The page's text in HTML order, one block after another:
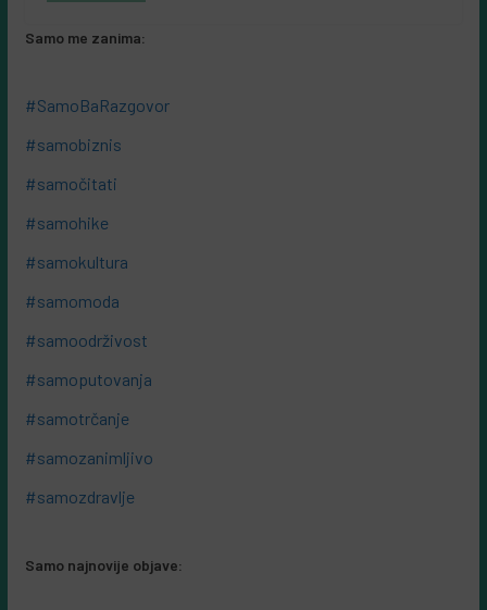
Samo me zanima:
#SamoBaRazgovor
#samobiznis
#samočitati
#samohike
#samokultura
#samomoda
#samoodrživost
#samoputovanja
#samotrčanje
#samozanimljivo
#samozdravlje
Samo najnovije objave: